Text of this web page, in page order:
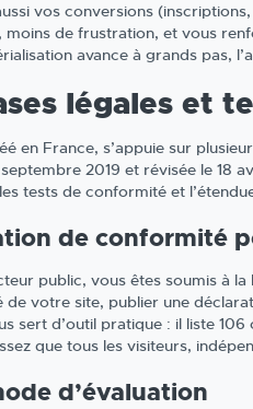
vos conversions
moins de frustration, et vous
avance à grands pas,
légales et
en France, s’appuie sur
2019 et révisée le 18
tests de conformité et
de conformité
public, vous êtes soumis à
de votre site, publier une
sert d’outil pratique : il liste
que tous les visiteurs,
d’évaluation